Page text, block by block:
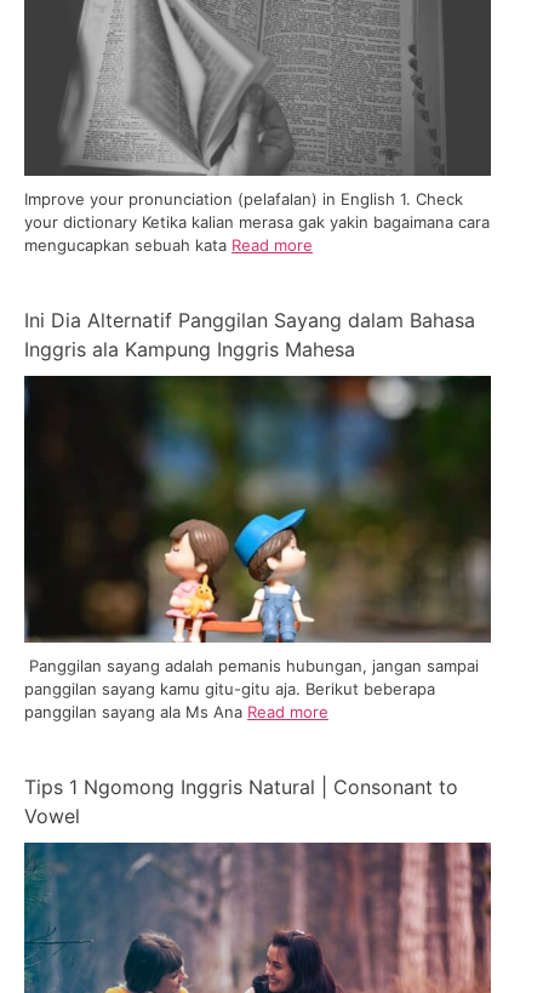
Improve your pronunciation (pelafalan) in English 1. Check
your dictionary Ketika kalian merasa gak yakin bagaimana cara
mengucapkan sebuah kata Read more
Ini Dia Alternatif Panggilan Sayang dalam Bahasa
Inggris ala Kampung Inggris Mahesa
Panggilan sayang adalah pemanis hubungan, jangan sampai
panggilan sayang kamu gitu-gitu aja. Berikut beberapa
panggilan sayang ala Ms Ana Read more
Tips 1 Ngomong Inggris Natural | Consonant to
Vowel